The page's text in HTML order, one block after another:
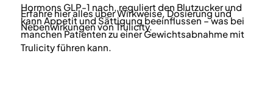
Hormons GLP-1 nach, reguliert den Blutzucker und
kann Appetit und Sättigung beeinflussen – was bei
manchen Patienten zu einer Gewichtsabnahme mit
Trulicity führen kann.
Erfahre hier alles über Wirkweise, Dosierung und
Nebenwirkungen von Trulicity.